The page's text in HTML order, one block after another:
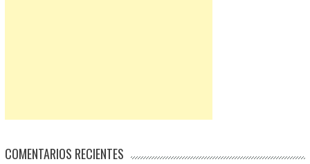
COMENTARIOS RECIENTES